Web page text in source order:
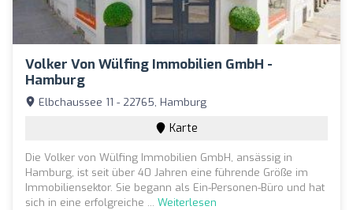
Volker Von Wülfing Immobilien GmbH -
Hamburg
Elbchaussee 11 - 22765, Hamburg
Karte
Die Volker von Wülfing Immobilien GmbH, ansässig in
Hamburg, ist seit über 40 Jahren eine führende Größe im
Immobiliensektor. Sie begann als Ein-Personen-Büro und hat
sich in eine erfolgreiche ... Weiterlesen